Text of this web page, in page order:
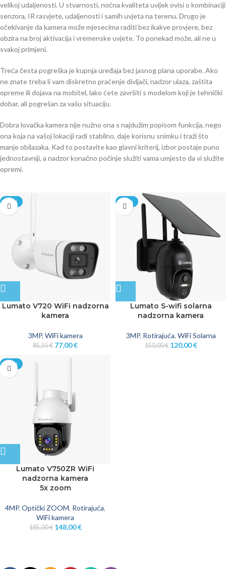
velikoj udaljenosti. U stvarnosti, noćna kvaliteta uvijek ovisi o kombinaciji
senzora, IR rasvjete, udaljenosti i samih uvjeta na terenu. Drugo je
očekivanje da kamera može mjesecima raditi bez ikakve provjere, bez
obzira na broj aktivacija i vremenske uvjete. To ponekad može, ali ne u
svakoj primjeni.
Treća česta pogreška je kupnja uređaja bez jasnog plana uporabe. Ako
ne znate treba li vam diskretno praćenje divljači, nadzor ulaza, zaštita
opreme ili dojava na mobitel, lako ćete završiti s modelom koji je tehnički
dobar, ali pogrešan za vašu situaciju.
Dobra lovačka kamera nije nužno ona s najdužim popisom funkcija, nego
ona koja na vašoj lokaciji radi stabilno, daje korisnu snimku i traži što
manje obilazaka. Kad to postavite kao glavni kriterij, izbor postaje puno
jednostavniji, a nadzor konačno počinje služiti vama umjesto da vi služite
opremi.
-10%
Lumato V720 WiFi nadzorna
kamera
3MP, WiFi kamera
85,55€ 77,00€
-20%
Lumato S-wifi solarna
nadzorna kamera
3MP, Rotirajuća, WiFi Solarna
150,00€ 120,00€
-20%
Lumato V750ZR WiFi
nadzorna kamera
5x zoom
4MP, Optički ZOOM, Rotirajuća,
WiFi kamera
185,00€ 148,00€